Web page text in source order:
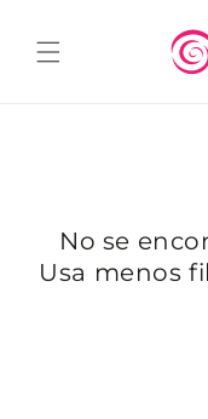
al contenido
No se
Usa menos